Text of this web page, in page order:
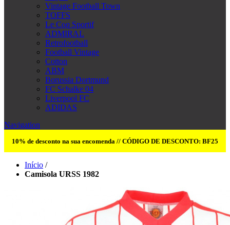
Vintage Football Town
TOFFS
Le Coq Sportif
ADMIRAL
Retrofootball
Football Vintage
Cotton
ABM
Borussia Dortmund
FC Schalke 04
Liverpool FC
ADIDAS
Navigation
10% de desconto na sua encomenda // CÓDIGO DE DESCONTO: BF25
Início /
Camisola URSS 1982